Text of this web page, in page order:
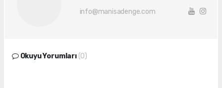
info@manisadenge.com
Okuyu Yorumları (0)